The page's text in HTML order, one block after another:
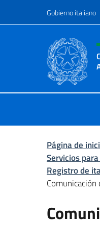
Gobierno italiano
Página de
Servicios
Registro de